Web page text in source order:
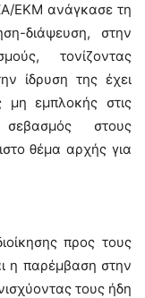
ΕΚΜ ανάγκασε τη
διάψευση, στην
τονίζοντας
ίδρυση της έχει
μη εμπλοκής στις
στους
θέμα αρχής για
προς τους
η παρέμβαση στην
τους ήδη